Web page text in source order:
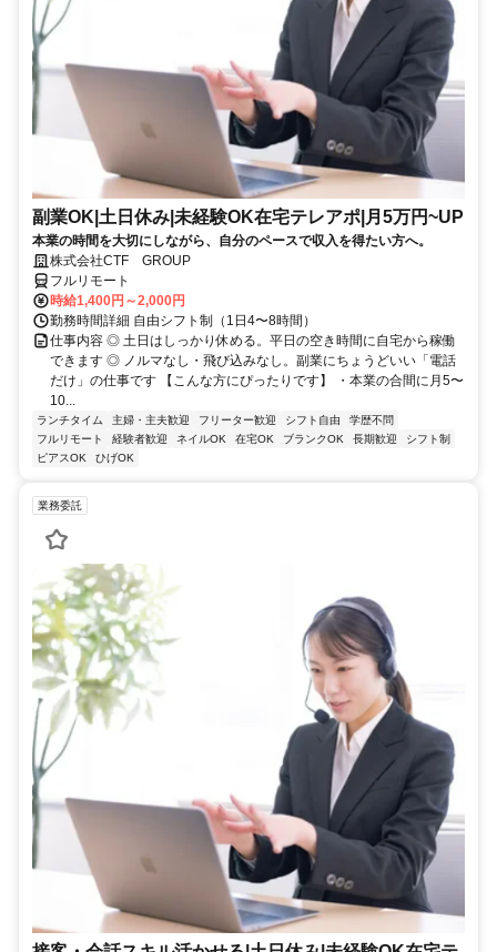
副業OK|土日休み|未経験OK在宅テレアポ|月5万円~UP
本業の時間を大切にしながら、自分のペースで収入を得たい方へ。
株式会社CTF GROUP
フルリモート
時給1,400円～2,000円
勤務時間詳細 自由シフト制（1日4〜8時間）
仕事内容 ◎ 土日はしっかり休める。平日の空き時間に自宅から稼働
できます ◎ ノルマなし・飛び込みなし。副業にちょうどいい「電話
だけ」の仕事です 【こんな方にぴったりです】 ・本業の合間に月5〜
10...
ランチタイム 主婦・主夫歓迎 フリーター歓迎 シフト自由
学歴不問
フルリモート
経験者歓迎 ネイルOK 在宅OK ブランクOK 長期歓迎
シフト制
ピアスOK
ひげOK
業務委託